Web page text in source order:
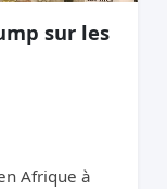
sur les
Afrique à